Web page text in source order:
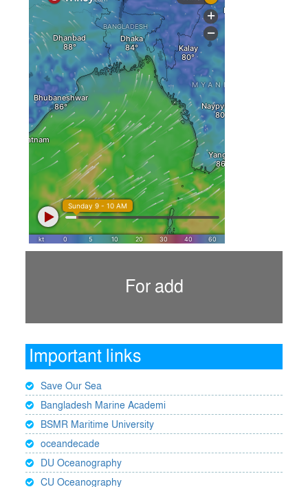
For add
Important links
Save Our Sea
Bangladesh Marine Academi
BSMR Maritime University
oceandecade
DU Oceanography
CU Oceanography